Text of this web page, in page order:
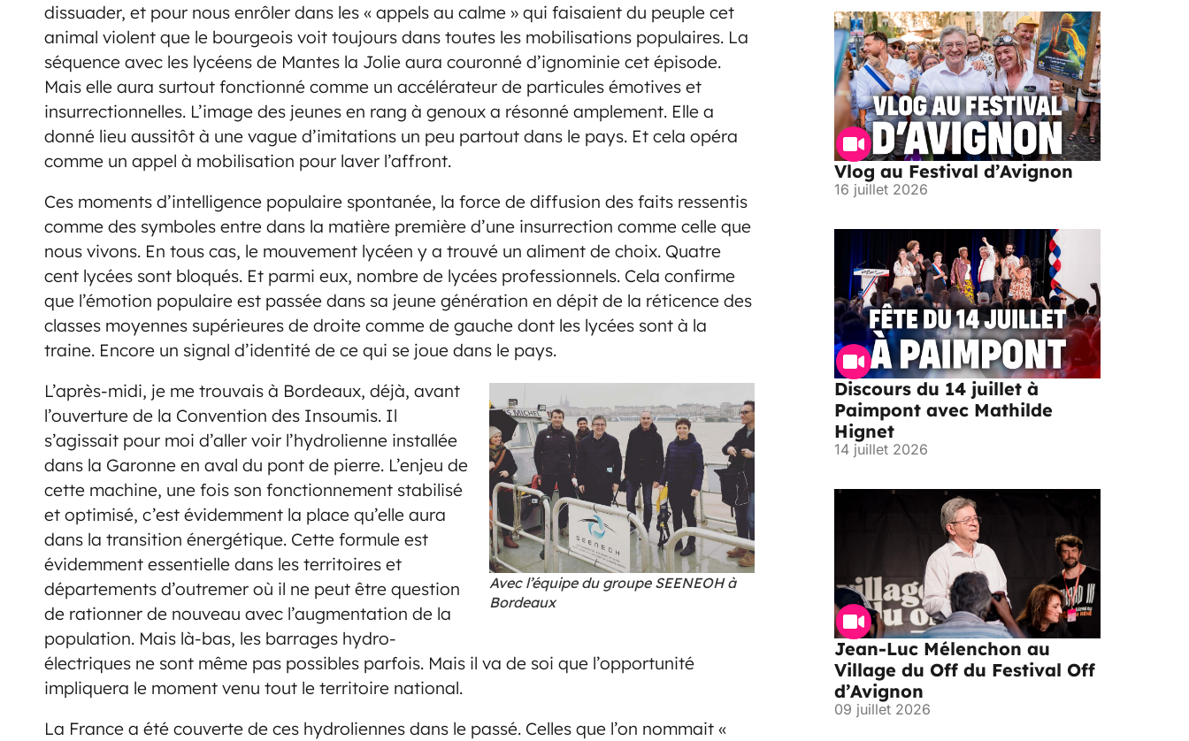
dissuader, et pour nous enrôler dans les « appels au calme » qui faisaient du peuple cet
animal violent que le bourgeois voit toujours dans toutes les mobilisations populaires. La
séquence avec les lycéens de Mantes la Jolie aura couronné d’ignominie cet épisode.
Mais elle aura surtout fonctionné comme un accélérateur de particules émotives et
insurrectionnelles. L’image des jeunes en rang à genoux a résonné amplement. Elle a
donné lieu aussitôt à une vague d’imitations un peu partout dans le pays. Et cela opéra
comme un appel à mobilisation pour laver l’affront.
Ces moments d’intelligence populaire spontanée, la force de diffusion des faits ressentis
comme des symboles entre dans la matière première d’une insurrection comme celle que
nous vivons. En tous cas, le mouvement lycéen y a trouvé un aliment de choix. Quatre
cent lycées sont bloqués. Et parmi eux, nombre de lycées professionnels. Cela confirme
que l’émotion populaire est passée dans sa jeune génération en dépit de la réticence des
classes moyennes supérieures de droite comme de gauche dont les lycées sont à la
traine. Encore un signal d’identité de ce qui se joue dans le pays.
Avec l’équipe du groupe SEENEOH à
Bordeaux
L’après-midi, je me trouvais à Bordeaux, déjà, avant
l’ouverture de la Convention des Insoumis. Il
s’agissait pour moi d’aller voir l’hydrolienne installée
dans la Garonne en aval du pont de pierre. L’enjeu de
cette machine, une fois son fonctionnement stabilisé
et optimisé, c’est évidemment la place qu’elle aura
dans la transition énergétique. Cette formule est
évidemment essentielle dans les territoires et
départements d’outremer où il ne peut être question
de rationner de nouveau avec l’augmentation de la
population. Mais là-bas, les barrages hydro-
électriques ne sont même pas possibles parfois. Mais il va de soi que l’opportunité
impliquera le moment venu tout le territoire national.
La France a été couverte de ces hydroliennes dans le passé. Celles que l’on nommait «
Vlog au Festival d’Avignon
16 juillet 2026
Discours du 14 juillet à
Paimpont avec Mathilde
Hignet
14 juillet 2026
Jean-Luc Mélenchon au
Village du Off du Festival Off
d’Avignon
09 juillet 2026